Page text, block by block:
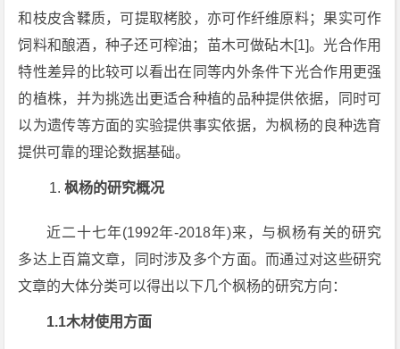
和枝皮含鞣质，可提取栲胶，亦可作纤维原料；果实可作
饲料和酿酒，种子还可榨油；苗木可做砧木[1]。光合作用
特性差异的比较可以看出在同等内外条件下光合作用更强
的植株，并为挑选出更适合种植的品种提供依据，同时可
以为遗传等方面的实验提供事实依据，为枫杨的良种选育
提供可靠的理论数据基础。
枫杨的研究概况
近二十七年(1992年-2018年)来，与枫杨有关的研究
多达上百篇文章，同时涉及多个方面。而通过对这些研究
文章的大体分类可以得出以下几个枫杨的研究方向：
1.1木材使用方面